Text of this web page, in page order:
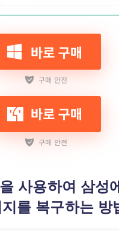
사용하여 삼성
를 복구하는 방